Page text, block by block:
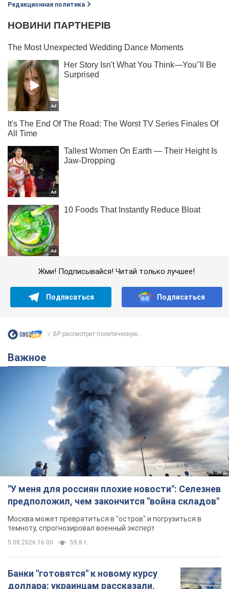
Редакционная политика
Жми! Подписывайся! Читай только лучшее!
Подписаться Подписаться
ВР рассмотрит политическую...
Важное
"У меня для россиян плохие новости": Селезнев
предположил, чем закончится "война складов"
Москва может превратиться в "остров" и погрузиться в
темноту, спрогнозировал военный эксперт
5.08.2026 16:00 59,8 т.
Банки "готовятся" к новому курсу
доллара: украинцам рассказали,